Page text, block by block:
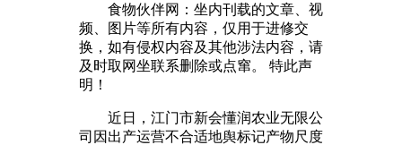
食物伙伴网：坐内刊载的文章、视
频、图片等所有内容，仅用于进修交
换，如有侵权内容及其他涉法内容，请
及时取网坐联系删除或点窜。 特此声
明！
近日，江门市新会懂润农业无限公
司因出产运营不合适地舆标记产物尺度